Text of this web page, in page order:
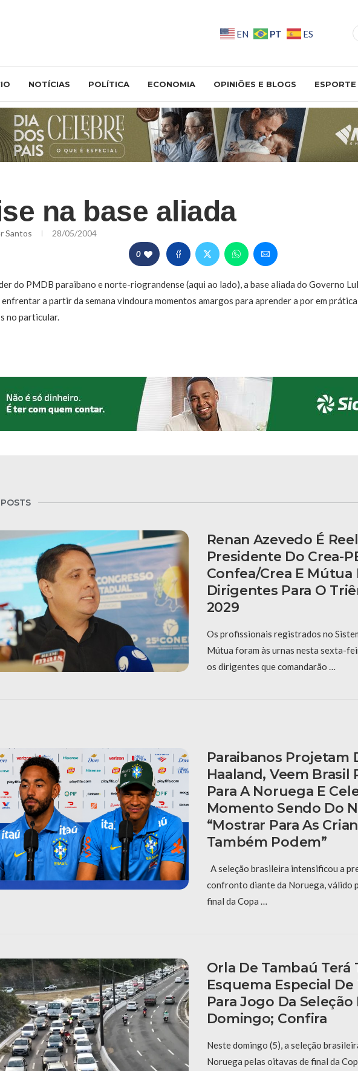
EN PT ES
NOTÍCIAS POLÍTICA ECONOMIA OPINIÕES E BLOGS ESPORTE
na base aliada
Santos 28/05/2004
0
do PMDB paraibano e norte-riograndense (aqui ao lado), a base aliada do Governo
enfrentar a partir da semana vindoura momentos amargos para aprender a por em
no particular.
Renan Azevedo É
Presidente Do Crea-
Confea/Crea E Mútua
Dirigentes Para O
2029
Os profissionais registrados no
Mútua foram às urnas nesta sexta-
os dirigentes que comandarão …
Paraibanos Projetam
Haaland, Veem Brasil
Para A Noruega E
Momento Sendo Do
“Mostrar Para As
Também Podem”
A seleção brasileira intensificou a
confronto diante da Noruega, válido
final da Copa …
Orla De Tambaú Terá
Esquema Especial
Para Jogo Da Seleção
Domingo; Confira
Neste domingo (5), a seleção
Noruega pelas oitavas de final da